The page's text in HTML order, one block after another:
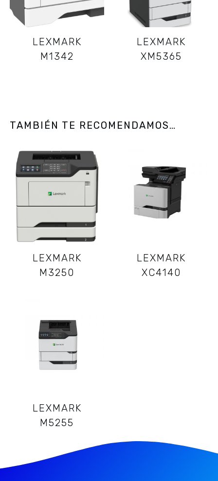
LEXMARK
M1342
LEXMARK
XM5365
TAMBIÉN TE RECOMENDAMOS…
LEXMARK
M3250
LEXMARK
XC4140
LEXMARK
M5255